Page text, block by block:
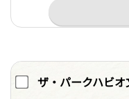
ザ・パークハビ